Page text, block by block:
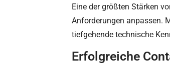
Eine der größten Stärken
Anforderungen anpassen.
tiefgehende technische
Erfolgreiche